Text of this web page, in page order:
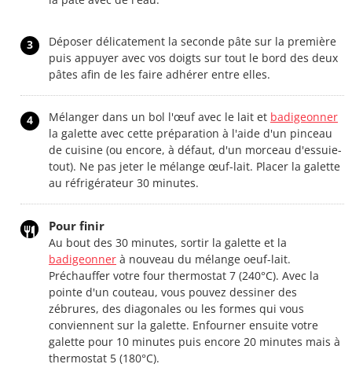
3
Déposer délicatement la seconde pâte sur la première
puis appuyer avec vos doigts sur tout le bord des deux
pâtes afin de les faire adhérer entre elles.
4 Mélanger dans un bol l'œuf avec le lait et badigeonner
la galette avec cette préparation à l'aide d'un pinceau
de cuisine (ou encore, à défaut, d'un morceau d'essuie-
tout). Ne pas jeter le mélange œuf-lait. Placer la galette
au réfrigérateur 30 minutes.
Pour finir
Au bout des 30 minutes, sortir la galette et la
badigeonner à nouveau du mélange oeuf-lait.
Préchauffer votre four thermostat 7 (240°C). Avec la
pointe d'un couteau, vous pouvez dessiner des
zébrures, des diagonales ou les formes qui vous
conviennent sur la galette. Enfourner ensuite votre
galette pour 10 minutes puis encore 20 minutes mais à
thermostat 5 (180°C).